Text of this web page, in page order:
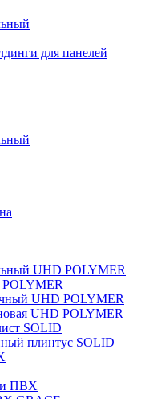
для панелей
UHD POLYMER
UHD POLYMER
UHD POLYMER
SOLID
плинтус SOLID
ПВХ